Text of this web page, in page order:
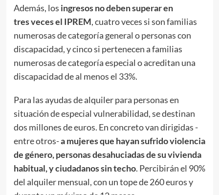
Además, los ingresos no deben superar en
tres veces el IPREM, cuatro veces si son familias
numerosas de categoría general o personas con
discapacidad, y cinco si pertenecen a familias
numerosas de categoría especial o acreditan una
discapacidad de al menos el 33%.
Para las ayudas de alquiler para personas en
situación de especial vulnerabilidad, se destinan
dos millones de euros. En concreto van dirigidas -
entre otros-a mujeres que hayan sufrido violencia
de género, personas desahuciadas de su vivienda
habitual, y ciudadanos sin techo. Percibirán el 90%
del alquiler mensual, con un tope de 260 euros y